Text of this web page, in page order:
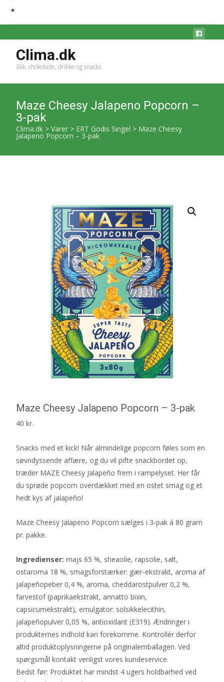
Clima.dk
Slik, chokolade, drikke og snacks
Maze Cheesy Jalapeno Popcorn –
3-pak
Clima.dk > Varer > ERT Godis Singel > Maze Cheesy
Jalapeno Popcorn – 3-pak
Maze Cheesy Jalapeno Popcorn – 3-pak
40 kr.
Snacks med et kick! Når almindelige popcorn føles som en
søvndyssende affære, og du vil pifte snackbordet op,
træder MAZE Cheesy Jalapeño frem i rampelyset. Her får
du sprøde popcorn overdækket med en ostet smag og et
hedt kys af jalapeño!
Maze Cheesy Jalapeno Popcorn sælges i 3-pak á 80 gram
pr. pakke.
Ingredienser: majs 65 %, sheaolie, rapsolie, salt,
ostaroma 18 %, smagsforstærker: gær-ekstrakt, aroma af
jalapeñopeber 0,4 %, aroma, cheddarostpulver 0,2 %,
farvestof (paprikaekstrakt, annatto bixin,
capsicumekstrakt), emulgator: solsikkelecithin,
jalapeñopulver 0,05 %, antioxidant (E319). Ændringer i
produkternes indhold kan forekomme. Kontrollér derfor
altid produktoplysningerne på originalemballagen. Ved
spørgsmål kontakt venligst vores kundeservice.
Bedst før: Produktet har mindst 4 ugers holdbarhed ved